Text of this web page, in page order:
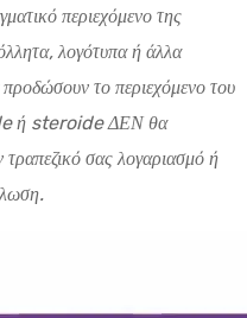
περιεχόμενο της
λογότυπα ή άλλα
το περιεχόμενο του
ή steroide ΔΕΝ θα
τραπεζικό σας λογαριασμό ή